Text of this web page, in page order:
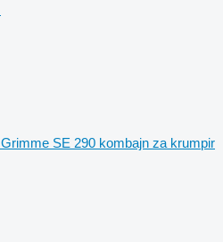
Grimme SE 290 kombajn za krumpir